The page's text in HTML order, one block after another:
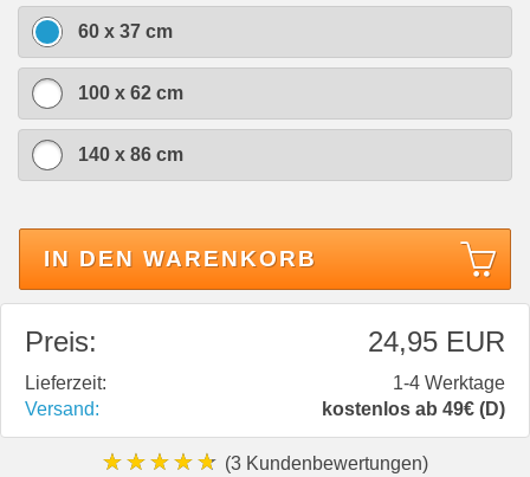
60 x 37 cm
100 x 62 cm
140 x 86 cm
IN DEN WARENKORB
Preis: 24,95 EUR
Lieferzeit:
1-4 Werktage
Versand:
kostenlos ab 49€ (D)
★★★★★ (3 Kundenbewertungen)